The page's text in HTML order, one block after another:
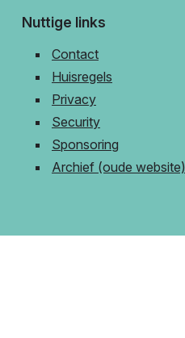
Nuttige links
Contact
Huisregels
Privacy
Security
Sponsoring
Archief (oude website)